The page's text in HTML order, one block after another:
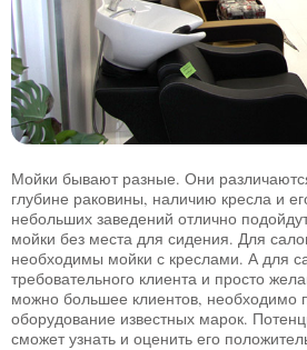
Мойки бывают разные. Они
глубине раковины, наличию кресла и
небольших заведений отлично
мойки без места для сидения. Для
необходимы мойки с креслами. А для
требовательного клиента и просто
можно большее клиентов, необходимо
оборудование известных марок.
сможет узнать и оценить его